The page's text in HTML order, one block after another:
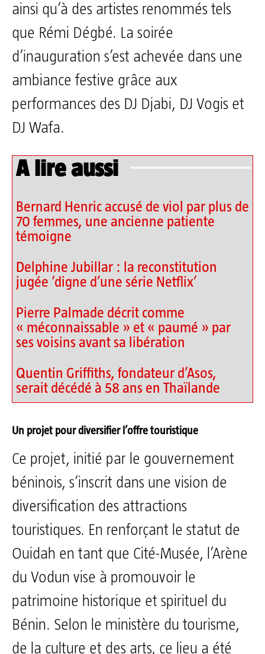
ainsi qu’à des artistes renommés tels
que Rémi Dégbé. La soirée
d’inauguration s’est achevée dans une
ambiance festive grâce aux
performances des DJ Djabi, DJ Vogis et
DJ Wafa.
A lire aussi
Bernard Henric accusé de viol par plus de
70 femmes, une ancienne patiente
témoigne
Delphine Jubillar : la reconstitution
jugée ‘digne d’une série Netflix’
Pierre Palmade décrit comme
« méconnaissable » et « paumé » par
ses voisins avant sa libération
Quentin Griffiths, fondateur d’Asos,
serait décédé à 58 ans en Thaïlande
Un projet pour diversifier l’offre touristique
Ce projet, initié par le gouvernement
béninois, s’inscrit dans une vision de
diversification des attractions
touristiques. En renforçant le statut de
Ouidah en tant que Cité-Musée, l’Arène
du Vodun vise à promouvoir le
patrimoine historique et spirituel du
Bénin. Selon le ministère du tourisme,
de la culture et des arts, ce lieu a été